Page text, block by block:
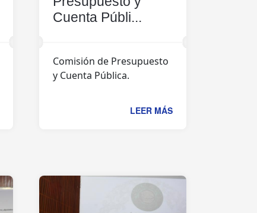
Cuenta Públi...
Comisión de Presupuesto
y Cuenta Pública.
LEER MÁS